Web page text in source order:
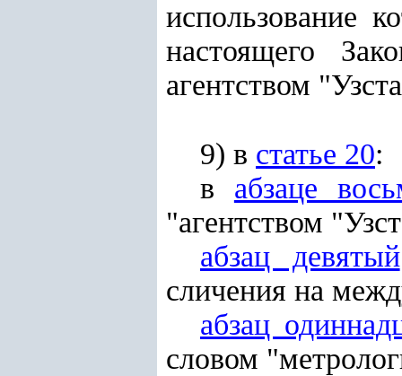
использование
настоящего
агентством
9) в статье 20:
в абзаце
"агентством
абзац девятый
сличения на
абзац
словом